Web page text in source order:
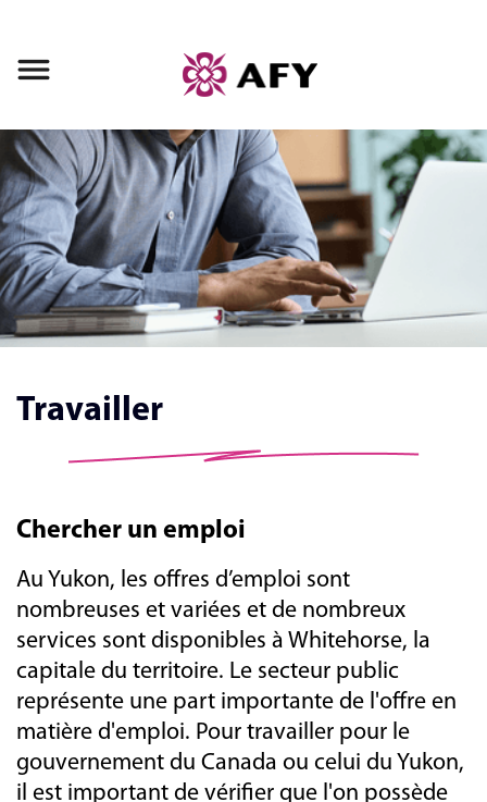
Travailler
Chercher un emploi
Au Yukon, les offres d’emploi sont
nombreuses et variées et de nombreux
services sont disponibles à Whitehorse, la
capitale du territoire. Le secteur public
représente une part importante de l'offre en
matière d'emploi. Pour travailler pour le
gouvernement du Canada ou celui du Yukon,
il est important de vérifier que l'on possède